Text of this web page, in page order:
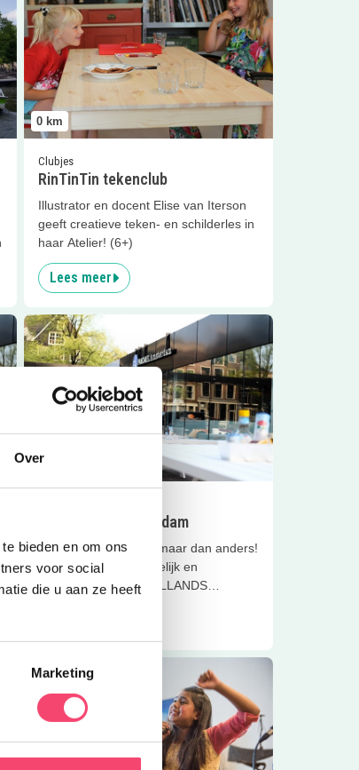
Over
bieden en om ons
voor social
die u aan ze heeft
Marketing
0 km
Clubjes
RinTinTin tekenclub
Illustrator en docent Elise van Iterson
geeft creatieve teken- en schilderles in
haar Atelier! (6+)
Lees meer
0
PANCAKES Amsterdam
Pannenkoeken eten, maar dan anders!
In een fris, kindvriendelijk en
inspirerend nieuw HOLLANDS
Lees meer PANCAKES Amsterdam
Lees meer Muziekbende (7-12 jaar)